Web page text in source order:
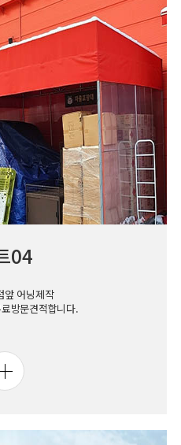
04
앞 어닝제작
방문견적합니다.